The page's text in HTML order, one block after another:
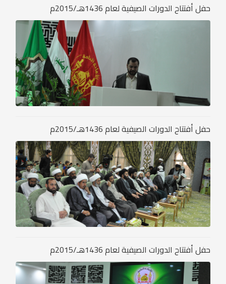
حفل أفتتاح الدورات الصيفية لعام 1436هـ/2015م
حفل أفتتاح الدورات الصيفية لعام 1436هـ/2015م
حفل أفتتاح الدورات الصيفية لعام 1436هـ/2015م